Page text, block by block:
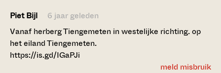
Piet Bijl
6 jaar geleden
Vanaf herberg Tiengemeten in westelijke richting. op
het eiland Tiengemeten.
https://is.gd/IGaPJi
meld misbruik